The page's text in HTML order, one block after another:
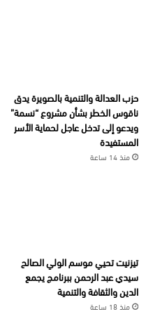
حزب العدالة والتنمية بالصويرة يدق
ناقوس الخطر بشأن مشروع “نسمة”
ويدعو إلى تدخل عاجل لحماية الأسر
المستفيدة
منذ 14 ساعة
تيزنيت تحيي موسم الولي الصالح
سيدي عبد الرحمن ببرنامج يجمع
الدين والثقافة والتنمية
منذ 18 ساعة